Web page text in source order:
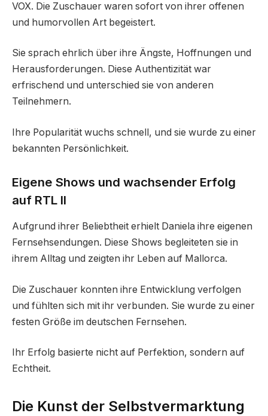
VOX. Die Zuschauer waren sofort von ihrer offenen
und humorvollen Art begeistert.
Sie sprach ehrlich über ihre Ängste, Hoffnungen und
Herausforderungen. Diese Authentizität war
erfrischend und unterschied sie von anderen
Teilnehmern.
Ihre Popularität wuchs schnell, und sie wurde zu einer
bekannten Persönlichkeit.
Eigene Shows und wachsender Erfolg
auf RTL II
Aufgrund ihrer Beliebtheit erhielt Daniela ihre eigenen
Fernsehsendungen. Diese Shows begleiteten sie in
ihrem Alltag und zeigten ihr Leben auf Mallorca.
Die Zuschauer konnten ihre Entwicklung verfolgen
und fühlten sich mit ihr verbunden. Sie wurde zu einer
festen Größe im deutschen Fernsehen.
Ihr Erfolg basierte nicht auf Perfektion, sondern auf
Echtheit.
Die Kunst der Selbstvermarktung